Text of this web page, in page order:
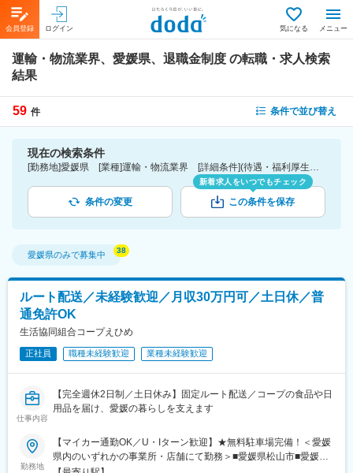
会員登録 ログイン 気になる メニュー
運輸・物流業界、愛媛県、退職金制度 の転職・求人検索
結果
59 件 条件で並び替え
現在の検索条件
[勤務地]愛媛県 [業種]運輸・物流業界 [詳細条件](待遇・福利厚生)退職金制度
条件の変更
新着求人をいつでもチェック
この条件を保存
愛媛県のみで募集中
ルート配送／未経験歓迎／月収30万円可／土日休／普
通免許OK
生活協同組合コープえひめ
正社員 職種未経験歓迎 業種未経験歓迎
仕事内容
【完全週休2日制／土日休み】固定ルート配送／コープの食品や日
用品を届け、愛媛の暮らしを支えます
勤務地
【マイカー通勤OK／U・Iターン歓迎】★無料駐車場完備！＜愛媛
県内のいずれかの事業所・店舗にて勤務＞■愛媛県松山市■愛媛県
今治市■愛媛県西条市■愛媛県新居浜市■愛媛県西予市宇和町■愛媛